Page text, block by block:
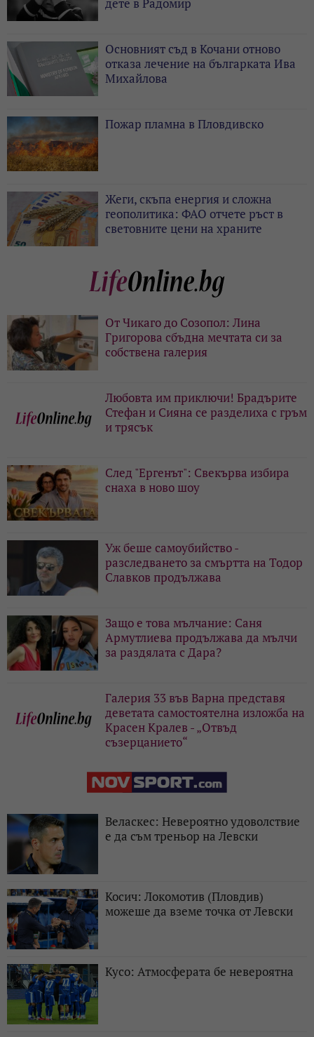
Основният съд в Кочани отново
отказа лечение на българката Ива
Михайлова
Пожар пламна в Пловдивско
Жеги, скъпа енергия и сложна
геополитика: ФАО отчете ръст в
световните цени на храните
От Чикаго до Созопол: Лина
Григорова сбъдна мечтата си за
собствена галерия
Любовта им приключи! Брадърите
Стефан и Сияна се разделиха с гръм
и трясък
След "Ергенът": Свекърва избира
снаха в ново шоу
Уж беше самоубийство -
разследването за смъртта на Тодор
Славков продължава
Защо е това мълчание: Саня
Армутлиева продължава да мълчи
за раздялата с Дара?
Галерия 33 във Варна представя
деветата самостоятелна изложба на
Красен Кралев - „Отвъд
съзерцанието“
Веласкес: Невероятно удоволствие
е да съм треньор на Левски
Косич: Локомотив (Пловдив)
можеше да вземе точка от Левски
Кусо: Атмосферата бе невероятна